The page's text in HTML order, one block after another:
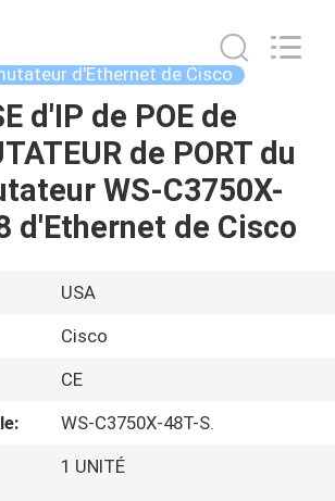
d'Ethernet de Cisco
d'IP de POE de
de PORT du
WS-C3750X-
d'Ethernet de Cisco
USA
Cisco
CE
WS-C3750X-48T-S.
1 UNITÉ